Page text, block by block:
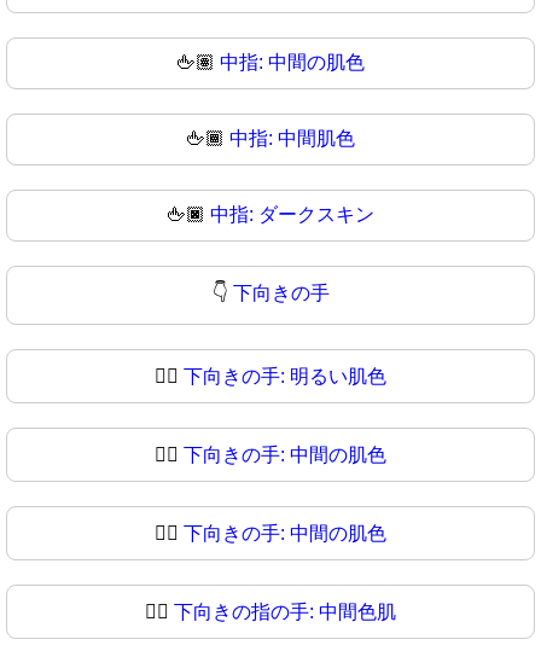
🖕🏽 中指: 中間の肌色
🖕🏾 中指: 中間肌色
🖕🏿 中指: ダークスキン
👇 下向きの手
👇🏻 下向きの手: 明るい肌色
👇🏼 下向きの手: 中間の肌色
👇🏽 下向きの手: 中間の肌色
👇🏾 下向きの指の手: 中間色肌